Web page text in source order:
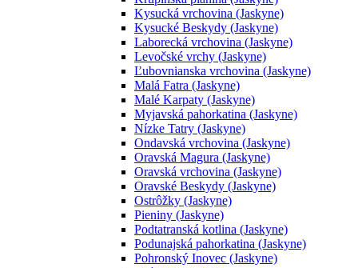
Kysucká vrchovina (Jaskyne)
Kysucké Beskydy (Jaskyne)
Laborecká vrchovina (Jaskyne)
Levočské vrchy (Jaskyne)
Ľubovnianska vrchovina (Jaskyne)
Malá Fatra (Jaskyne)
Malé Karpaty (Jaskyne)
Myjavská pahorkatina (Jaskyne)
Nízke Tatry (Jaskyne)
Ondavská vrchovina (Jaskyne)
Oravská Magura (Jaskyne)
Oravská vrchovina (Jaskyne)
Oravské Beskydy (Jaskyne)
Ostrôžky (Jaskyne)
Pieniny (Jaskyne)
Podtatranská kotlina (Jaskyne)
Podunajská pahorkatina (Jaskyne)
Pohronský Inovec (Jaskyne)